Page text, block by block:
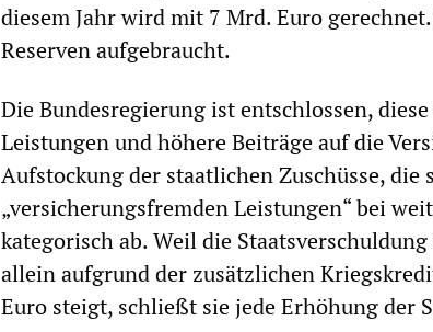
diesem Jahr wird mit 7 Mrd. Euro
Reserven aufgebraucht.
Die Bundesregierung ist entschlossen,
Leistungen und höhere Beiträge auf die
Aufstockung der staatlichen Zuschüsse, die
„versicherungsfremden Leistungen“ bei
kategorisch ab. Weil die
allein aufgrund der zusätzlichen
Euro steigt, schließt sie jede Erhöhung der